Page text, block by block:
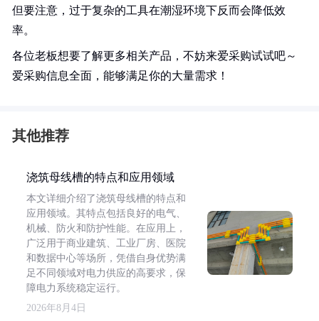
但要注意，过于复杂的工具在潮湿环境下反而会降低效
率。
各位老板想要了解更多相关产品，不妨来爱采购试试吧～
爱采购信息全面，能够满足你的大量需求！
其他推荐
浇筑母线槽的特点和应用领域
本文详细介绍了浇筑母线槽的特点和
应用领域。其特点包括良好的电气、
机械、防火和防护性能。在应用上，
广泛用于商业建筑、工业厂房、医院
和数据中心等场所，凭借自身优势满
足不同领域对电力供应的高要求，保
障电力系统稳定运行。
2026年8月4日